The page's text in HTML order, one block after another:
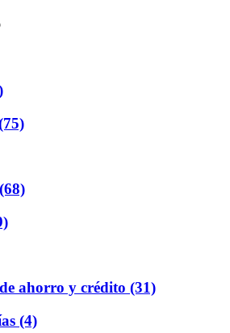
ahorro y crédito (31)
(4)